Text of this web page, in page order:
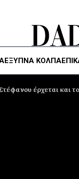
ΈΞΥΠΝΑ ΚΌΛΠΑ
έρχεται και